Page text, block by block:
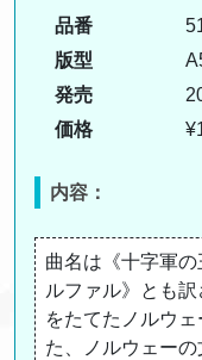
品番
版型
発売
価格
内容：
曲名は《十字軍
ルファル》とも
をたてたノルウ
た、ノルウェー